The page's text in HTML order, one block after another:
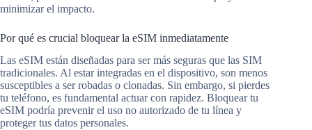
minimizar el impacto.
Por qué es crucial bloquear la eSIM inmediatamente
Las eSIM están diseñadas para ser más seguras que las SIM
tradicionales. Al estar integradas en el dispositivo, son menos
susceptibles a ser robadas o clonadas. Sin embargo, si pierdes
tu teléfono, es fundamental actuar con rapidez. Bloquear tu
eSIM podría prevenir el uso no autorizado de tu línea y
proteger tus datos personales.